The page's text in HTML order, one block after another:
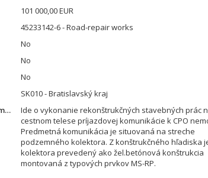
101 000,00 EUR
45233142-6 - Road-repair works
No
No
No
SK010 - Bratislavský kraj
Brief description of tender or procurement
Ide o vykonanie rekonštrukčných stavebných prác
cestnom telese príjazdovej komunikácie k CPO
Predmetná komunikácia je situovaná na streche
podzemného kolektora. Z konštrukčného hľadiska
kolektora prevedený ako žel.betónová konštrukcia
montovaná z typových prvkov MS-RP.